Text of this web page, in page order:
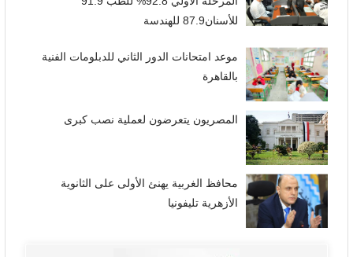
للأسنان87.9 للهندسة
موعد امتحانات الدور الثاني للدبلومات الفنية
بالقاهرة
المصريون يتعرضون لعملية نصب كبرى
محافظ الغربية يهنئ الأولى على الثانوية
الأزهرية تليفونيا